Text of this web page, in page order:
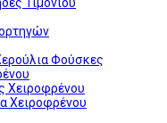
Φούσκες
Χειροφρένου
Χειροφρένου